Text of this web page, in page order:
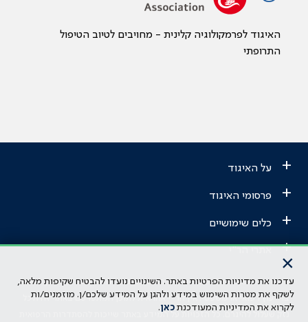
האיגוד לפרמקולוגיה קלינית - מחויבים לטיוב הטיפול
התרופתי
+ על האיגוד
+ פרסומי האיגוד
+ כלים שימושיים
+
הבהרה משפטית: כל נושא המופיע באתר זה נועד להשכלה בלבד ואין לראות
בו ייעוץ רפואי או משפטי. אין הר"י אחראית לתוכן המתפרסם באתר זה ולכל
נזק שעלול להיגרם. כל הזכויות על המידע באתר שייכות להסתדרות הרפואית
×
עדכנו את מדיניות הפרטיות באתר. השינויים נועדו להבטיח שקיפות מלאה,
לשקף את מטרות השימוש במידע ולהגן על המידע שלכם/ן. מוזמנים/ות
לקרוא את המדיניות המעודכנת כאן.